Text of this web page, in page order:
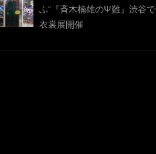
ふ”『斉木楠雄のΨ難』渋谷で
衣裳展開催